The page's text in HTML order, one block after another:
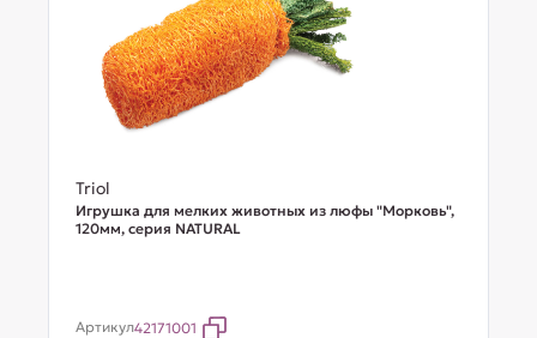
Triol
Игрушка для мелких животных из люфы "Морковь",
120мм, серия NATURAL
Артикул42171001